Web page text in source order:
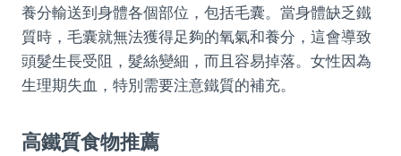
養分輸送到身體各個部位，包括毛囊。當身體缺乏鐵
質時，毛囊就無法獲得足夠的氧氣和養分，這會導致
頭髮生長受阻，髮絲變細，而且容易掉落。女性因為
生理期失血，特別需要注意鐵質的補充。
高鐵質食物推薦